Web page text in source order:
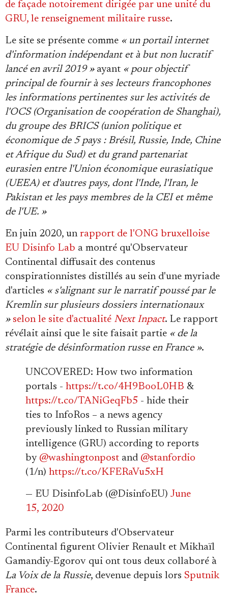
de façade notoirement dirigée par une unité du
GRU, le renseignement militaire russe.
Le site se présente comme « un portail internet
d'information indépendant et à but non lucratif
lancé en avril 2019 »ayant « pour objectif
principal de fournir à ses lecteurs francophones
les informations pertinentes sur les activités de
l'OCS (Organisation de coopération de Shanghai),
du groupe des BRICS (union politique et
économique de 5 pays : Brésil, Russie, Inde, Chine
et Afrique du Sud) et du grand partenariat
eurasien entre l'Union économique eurasiatique
(UEEA) et d'autres pays, dont l'Inde, l'Iran, le
Pakistan et les pays membres de la CEI et même
de l'UE. »
En juin 2020, un rapport de l'ONG bruxelloise
EU Disinfo Lab a montré qu'Observateur
Continental diffusait des contenus
conspirationnistes distillés au sein d'une myriade
d'articles « s'alignant sur le narratif poussé par le
Kremlin sur plusieurs dossiers internationaux
» selon le site d'actualité Next Inpact. Le rapport
révélait ainsi que le site faisait partie « de la
stratégie de désinformation russe en France ».
UNCOVERED: How two information
portals - https://t.co/4H9BooL0HB &
https://t.co/TANiGeqFb5 - hide their
ties to InfoRos – a news agency
previously linked to Russian military
intelligence (GRU) according to reports
by @washingtonpost and @stanfordio
(1/n) https://t.co/KFERaVu5xH
— EU DisinfoLab (@DisinfoEU) June
15, 2020
Parmi les contributeurs d'Observateur
Continental figurent Olivier Renault et Mikhaïl
Gamandiy-Egorov qui ont tous deux collaboré à
La Voix de la Russie, devenue depuis lors Sputnik
France.